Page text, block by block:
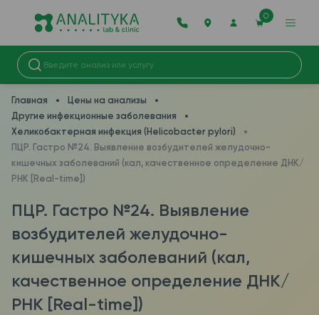
0
Главная
Цены на анализы
Другие инфекционные заболевания
Хеликобактерная инфекция (Helicobacter pylori)
ПЦР. Гастро №24. Выявление возбудителей желудочно-
кишечных заболеваний (кал, качественное определение ДНК/
РНК [Real-time])
ПЦР. Гастро №24. Выявление
возбудителей желудочно-
кишечных заболеваний (кал,
качественное определение ДНК/
РНК [Real-time])